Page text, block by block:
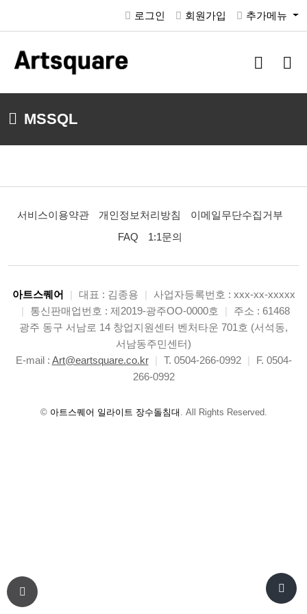
로그인 회원가입 추가메뉴
검
버
메
버
MSSQL
서비스이용약관 개인정보처리방침
이메일무단수집거부
FAQ
1:1문의
아트스퀘어 | 대표 : 김종용 |
사업자등록번호 : xxx-xx-xxxxx
|
통신판매업번호 : 제2019-광주OO-0000호 |
주소 : 61468
광주 동구 서남로 14 창업지원센터 벤처타운 701호 (서석동,
서남동주민센터)
E-mail : Art@eartsquare.co.kr | T. 0504-266-0992 |
F. 0504-
266-0992
© 아트스퀘어 일라이트 장수돌침대 . All Rights Reserved.